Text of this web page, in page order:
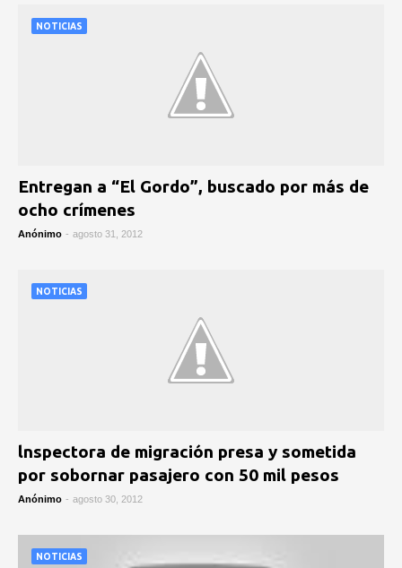
NOTICIAS
Entregan a “El Gordo”, buscado por más de
ocho crímenes
Anónimo - agosto 31, 2012
NOTICIAS
lnspectora de migración presa y sometida
por sobornar pasajero con 50 mil pesos
Anónimo - agosto 30, 2012
NOTICIAS